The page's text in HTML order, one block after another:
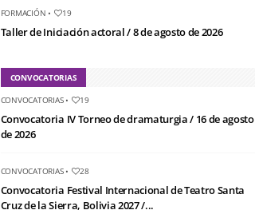
FORMACIÓN • 19
Taller de Iniciación actoral / 8 de agosto de 2026
CONVOCATORIAS
CONVOCATORIAS• 19
Convocatoria IV Torneo de dramaturgia / 16 de agosto
de 2026
CONVOCATORIAS• 28
Convocatoria Festival Internacional de Teatro Santa
Cruz de la Sierra, Bolivia 2027 /...